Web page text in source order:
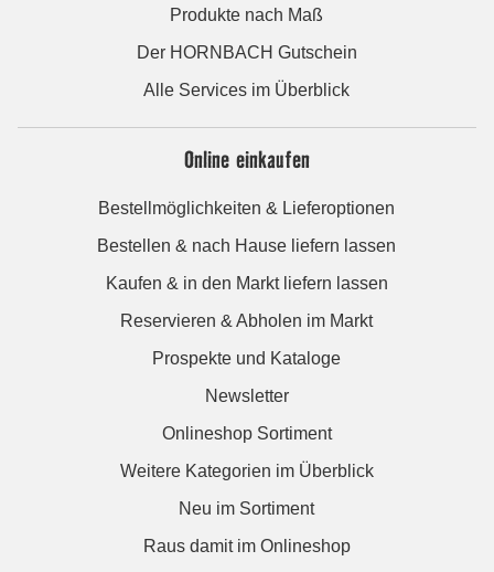
Produkte nach Maß
Der HORNBACH Gutschein
Alle Services im Überblick
Online einkaufen
Bestellmöglichkeiten & Lieferoptionen
Bestellen & nach Hause liefern lassen
Kaufen & in den Markt liefern lassen
Reservieren & Abholen im Markt
Prospekte und Kataloge
Newsletter
Onlineshop Sortiment
Weitere Kategorien im Überblick
Neu im Sortiment
Raus damit im Onlineshop